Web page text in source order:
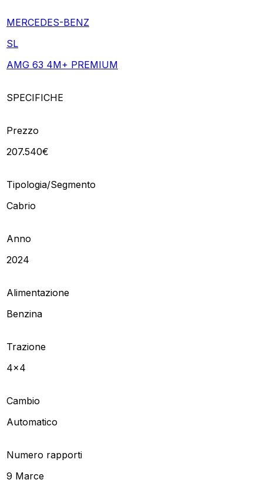
MERCEDES-BENZ
SL
AMG 63 4M+ PREMIUM
SPECIFICHE
Prezzo
207.540€
Tipologia/Segmento
Cabrio
Anno
2024
Alimentazione
Benzina
Trazione
4x4
Cambio
Automatico
Numero rapporti
9 Marce